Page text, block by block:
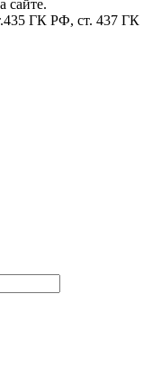
сайте.
ГК РФ, cт. 437 ГК